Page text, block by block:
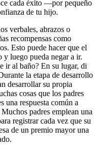
cada éxito —por pequeño
de tu hijo.
verbales, abrazos o
recompensas como
Esto puede hacer que el
y luego pueda negar a ir.
ir al baño? En su lugar, di
la etapa de desarrollo
desarrollar su propia
cosas que los padres
una respuesta común a
padres emplean una
registrar cada vez que su
de un premio mayor una